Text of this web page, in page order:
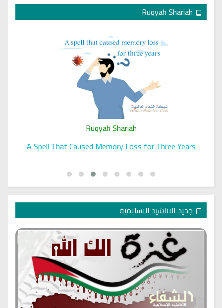
Ruqyah Shariah
A Spell That Caused Memory Loss for Three Years
جديد الاناشيد الاسلامية